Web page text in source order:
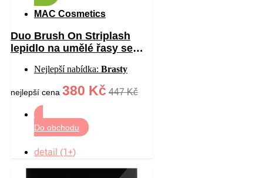
MAC Cosmetics
Duo Brush On Striplash
lepidlo na umělé řasy se
White/Clear 5 g
Nejlepší nabídka: Brasty
nejlepší cena 380 Kč 447 Kč
Do obchodu
detail (1+)